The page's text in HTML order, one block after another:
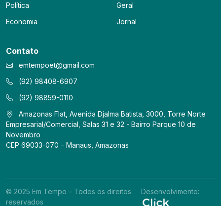
Política
Economia
Geral
Jornal
Contato
emtempoet@gmail.com
(92) 98408-6907
(92) 98859-0110
Amazonas Flat, Avenida Djalma Batista, 3000, Torre Norte
Empresarial/Comercial, Salas 31 e 32 - Bairro Parque 10 de
Novembro
CEP 69033-070 – Manaus, Amazonas
© 2025 Em Tempo – Todos os direitos
reservados
Desenvolvimento: